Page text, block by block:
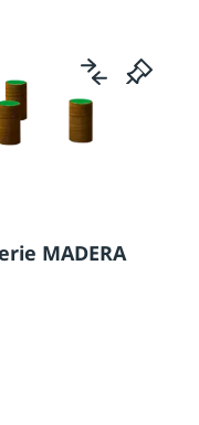
MADERA